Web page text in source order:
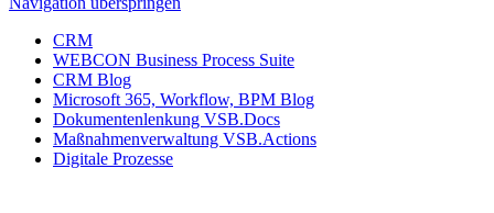
CRM
WEBCON Business Process Suite
CRM Blog
Microsoft 365, Workflow, BPM Blog
Dokumentenlenkung VSB.Docs
Maßnahmenverwaltung VSB.Actions
Digitale Prozesse